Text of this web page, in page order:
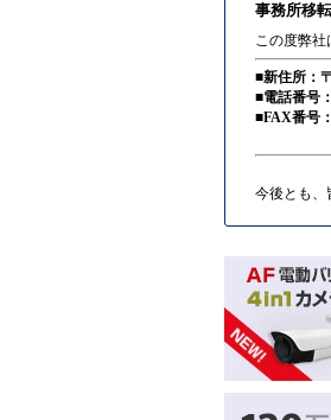
事務所移
この度弊社
■新住所：
■電話番号
■FAX番号
今後とも、